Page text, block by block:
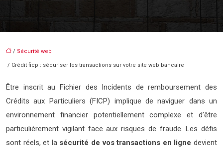
/ Sécurité web
/ Crédit ficp : sécuriser les transactions sur votre site web bancaire
Être inscrit au Fichier des Incidents de remboursement des
Crédits aux Particuliers (FICP) implique de naviguer dans un
environnement financier potentiellement complexe et d’être
particulièrement vigilant face aux risques de fraude. Les défis
sont réels, et la sécurité de vos transactions en lignedevient